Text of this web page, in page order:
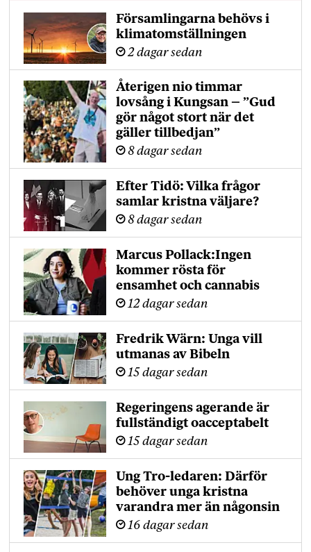
Församlingarna behövs i
klimatomställningen
2 dagar sedan
Återigen nio timmar
lovsång i Kungsan – ”Gud
gör något stort när det
gäller tillbedjan”
8 dagar sedan
Efter Tidö: Vilka frågor
samlar kristna väljare?
8 dagar sedan
Marcus Pollack:Ingen
kommer rösta för
ensamhet och cannabis
12 dagar sedan
Fredrik Wärn: Unga vill
utmanas av Bibeln
15 dagar sedan
Regeringens agerande är
fullständigt oacceptabelt
15 dagar sedan
Ung Tro-ledaren: Därför
behöver unga kristna
varandra mer än någonsin
16 dagar sedan